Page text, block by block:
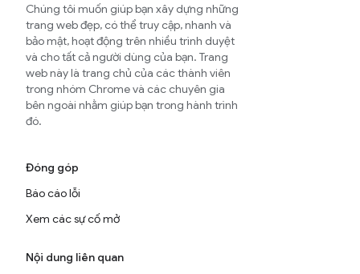
Chúng tôi muốn giúp bạn xây dựng những
trang web đẹp, có thể truy cập, nhanh và
bảo mật, hoạt động trên nhiều trình duyệt
và cho tất cả người dùng của bạn. Trang
web này là trang chủ của các thành viên
trong nhóm Chrome và các chuyên gia
bên ngoài nhằm giúp bạn trong hành trình
đó.
Đóng góp
Báo cáo lỗi
Xem các sự cố mở
Nội dung liên quan